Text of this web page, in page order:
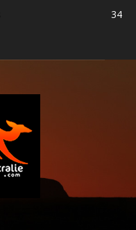
34